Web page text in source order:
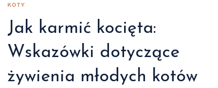
KOTY
Jak karmić kocięta:
Wskazówki dotyczące
żywienia młodych kotów